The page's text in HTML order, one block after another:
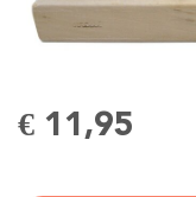
€ 11,95